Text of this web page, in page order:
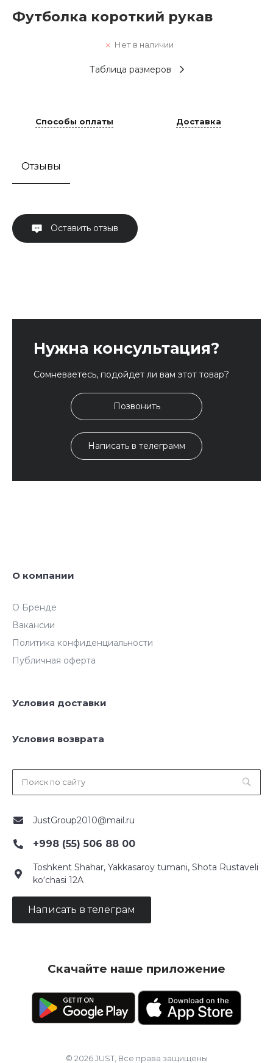
Футболка короткий рукав
Нет в наличии
Таблица размеров
Способы оплаты Доставка
Отзывы
Оставить отзыв
Нужна консультация?
Сомневаетесь, подойдет ли вам этот товар?
Позвонить
Написать в телеграмм
О компании
О Бренде
Вакансии
Политика конфиденциальности
Публичная оферта
Условия доставки
Условия возврата
JustGroup2010@mail.ru
+998 (55) 506 88 00
Toshkent Shahar, Yakkasaroy tumani, Shota Rustaveli
ko‘chasi 12A
Написать в телеграм
Скачайте наше приложение
© 2026 JUST, Все права защищены